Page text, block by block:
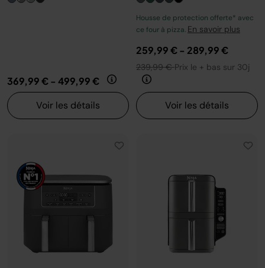
369,99 €- 499,99 €
Voir les détails
Housse de protection offerte* avec
ce four à pizza. En savoir plus
259,99 €- 289,99 €
239,99 €Prix le + bas sur 30j
Voir les détails